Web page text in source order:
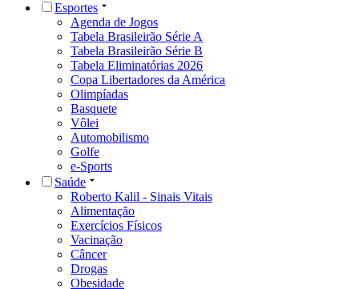
Esportes
Agenda de Jogos
Tabela Brasileirão Série A
Tabela Brasileirão Série B
Tabela Eliminatórias 2026
Copa Libertadores da América
Olimpíadas
Basquete
Vôlei
Automobilismo
Golfe
e-Sports
Saúde
Roberto Kalil - Sinais Vitais
Alimentação
Exercícios Físicos
Vacinação
Câncer
Drogas
Obesidade